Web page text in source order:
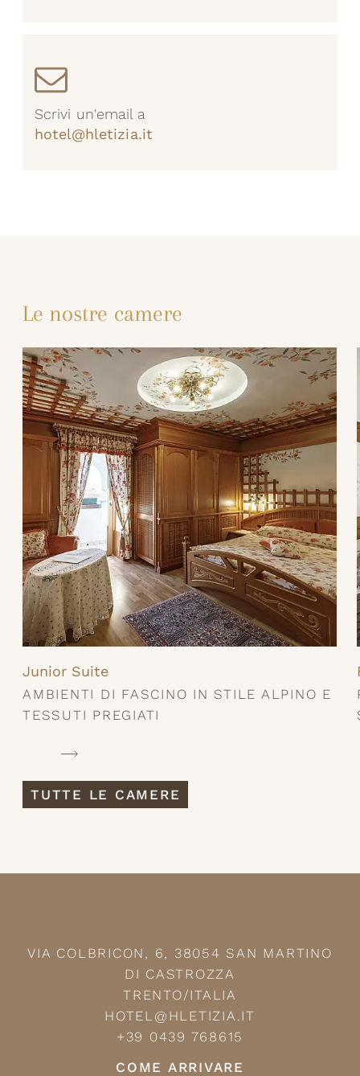
Scrivi un'email a
hotel@hletizia.it
Le nostre camere
Junior Suite
AMBIENTI DI FASCINO IN STILE ALPINO E
TESSUTI PREGIATI
TUTTE LE CAMERE
VIA COLBRICON, 6, 38054 SAN MARTINO
DI CASTROZZA
TRENTO/ITALIA
HOTEL@HLETIZIA.IT
+39 0439 768615
COME ARRIVARE